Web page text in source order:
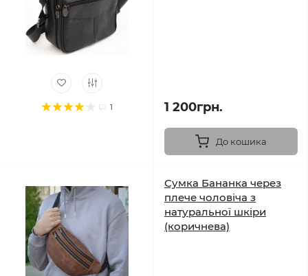
1 1 200грн.
До кошика
Сумка Бананка через
плече чоловіча з
натуральної шкіри
(коричнева)